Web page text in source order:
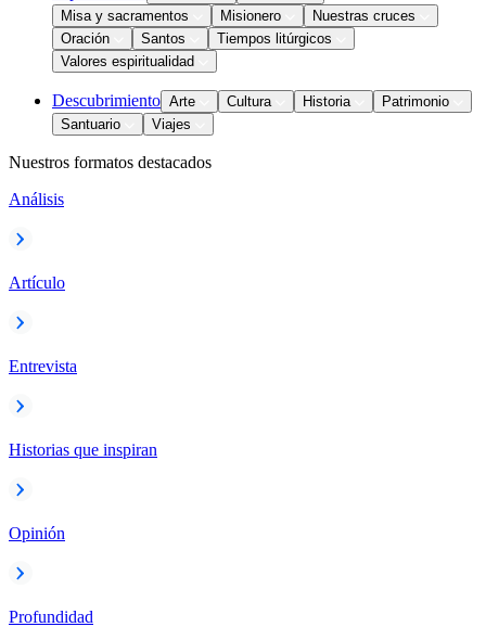
Misa y sacramentos
Misionero
Nuestras cruces
Oración
Santos
Tiempos litúrgicos
Valores espiritualidad
Descubrimiento Arte Cultura Historia
Patrimonio
Santuario
Viajes
Nuestros formatos destacados
Análisis
Artículo
Entrevista
Historias que inspiran
Opinión
Profundidad